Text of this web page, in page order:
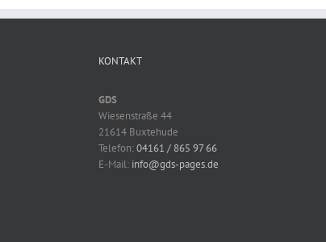
KONTAKT
GDS
Wiesenstraße 44
21614 Buxtehude
Telefon:04161 / 865 97 66
E-Mail: info@gds-pages.de